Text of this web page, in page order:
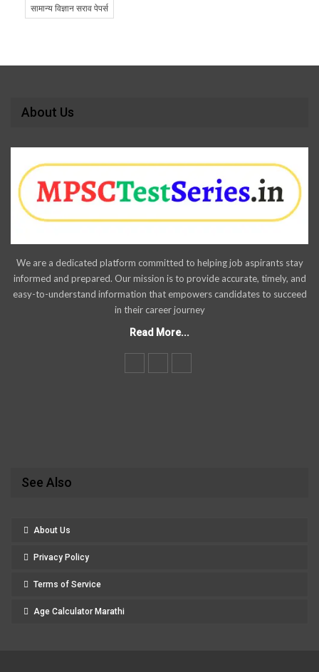
सामान्य विज्ञान सराव पेपर्स
About Us
We are a dedicated platform committed to helping job aspirants stay
informed and prepared. Our mission is to provide accurate, timely, and
easy-to-understand information that empowers candidates to succeed
in their career journey
Read More...
See Also
About Us
Privacy Policy
Terms of Service
Age Calculator Marathi